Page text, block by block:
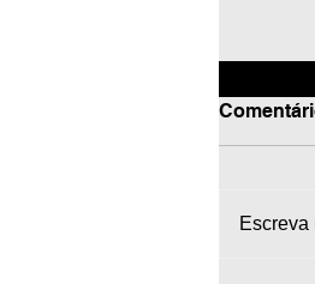
Escreva